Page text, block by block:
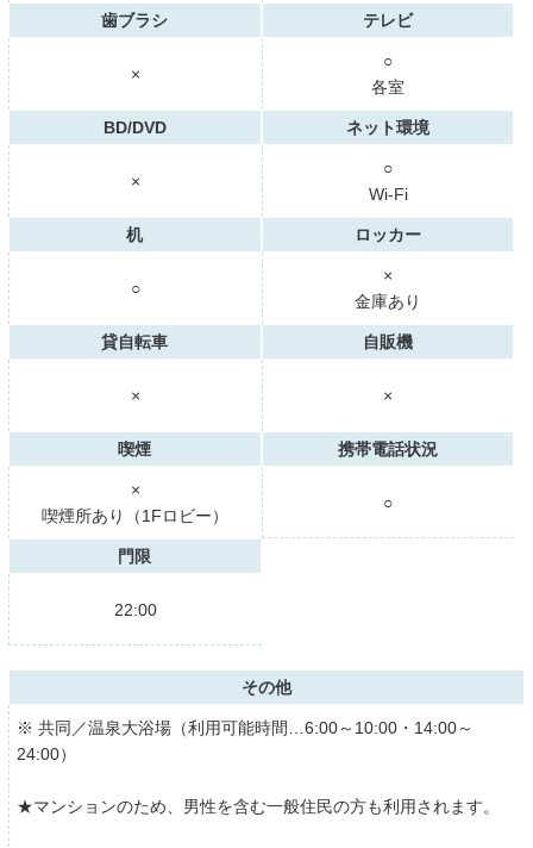
歯ブラシ
×
テレビ
○
各室
BD/DVD
×
ネット環境
○
Wi-Fi
机
○
ロッカー
×
金庫あり
貸自転車
×
自販機
×
喫煙
×
喫煙所あり（1Fロビー）
携帯電話状況
○
門限
22:00
その他
※ 共同／温泉大浴場（利用可能時間…6:00～10:00・14:00～
24:00）
★マンションのため、男性を含む一般住民の方も利用されます。